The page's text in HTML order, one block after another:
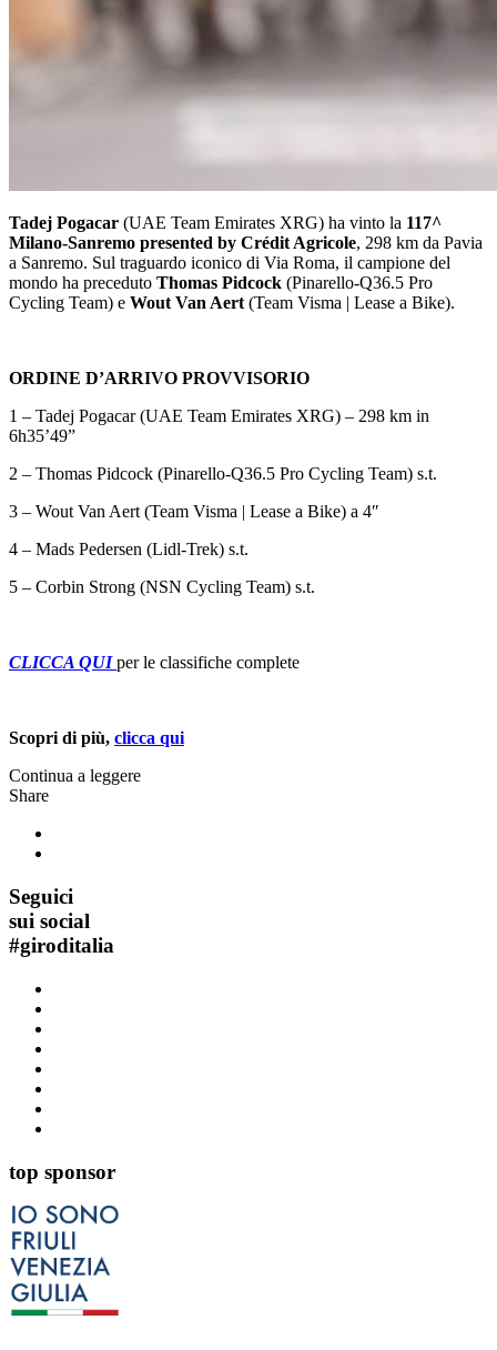
Tadej Pogacar (UAE Team Emirates XRG) ha vinto la 117^
Milano-Sanremo presented by Crédit Agricole, 298 km da Pavia
a Sanremo. Sul traguardo iconico di Via Roma, il campione del
mondo ha preceduto Thomas Pidcock (Pinarello-Q36.5 Pro
Cycling Team) e Wout Van Aert(Team Visma | Lease a Bike).
ORDINE D’ARRIVO PROVVISORIO
1 – Tadej Pogacar (UAE Team Emirates XRG) – 298 km in
6h35’49”
2 – Thomas Pidcock (Pinarello-Q36.5 Pro Cycling Team) s.t.
3 – Wout Van Aert (Team Visma | Lease a Bike) a 4″
4 – Mads Pedersen (Lidl-Trek) s.t.
5 – Corbin Strong (NSN Cycling Team) s.t.
CLICCA QUI per le classifiche complete
Scopri di più, clicca qui
Continua a leggere
Share
Seguici
sui social
#giroditalia
top sponsor